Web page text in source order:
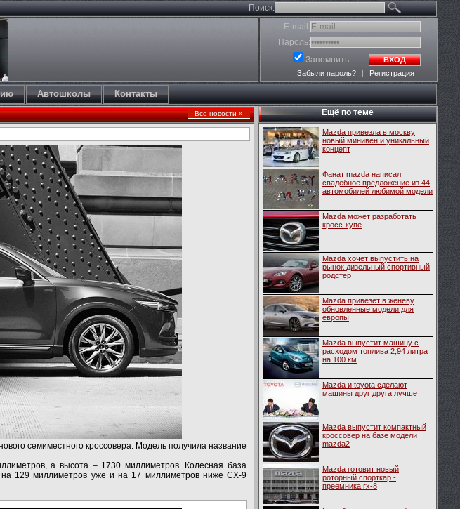
Поиск:
E-mail:
Пароль:
Запомнить
ВХОД
Забыли пароль?
| Регистрация
Автошколы Контакты
Все новости »
семиместного кроссовера. Модель получила название
а высота – 1730 миллиметров. Колесная база
129 миллиметров уже и на 17 миллиметров ниже CX-9
Ещё по теме
Mazda привезла в москву
новый минивен и уникальный
концепт
Фанат mazda написал
свадебное предложение из 44
автомобилей любимой модели
Mazda может разработать
кросс-купе
Mazda хочет выпустить на
рынок дизельный спортивный
родстер
Mazda привезет в женеву
обновленные модели для
европы
Mazda выпустит машину с
расходом топлива 2,94 литра
на 100 км
Mazda и toyota сделают
машины друг друга лучше
Mazda выпустит компактный
кроссовер на базе модели
mazda2
Mazda готовит новый
роторный спорткар -
преемника rx-8